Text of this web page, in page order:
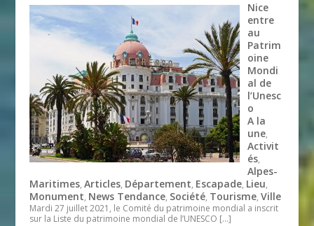
Nice
entre
au
Patrim
oine
Mondi
al de
l’Unesc
o
A la
une,
Activit
és,
Alpes-
Maritimes,Articles, Département, Escapade, Lieu,
Monument, News Tendance, Société, Tourisme,Ville
Mardi 27 juillet 2021, le Comité du patrimoine mondial a inscrit
sur la Liste du patrimoine mondial de l’UNESCO […]